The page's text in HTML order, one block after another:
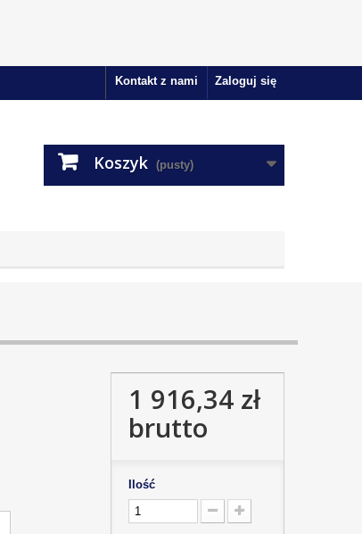
Zaloguj się
Kontakt z nami
Koszyk (pusty)
1 916,34 zł
brutto
Ilość